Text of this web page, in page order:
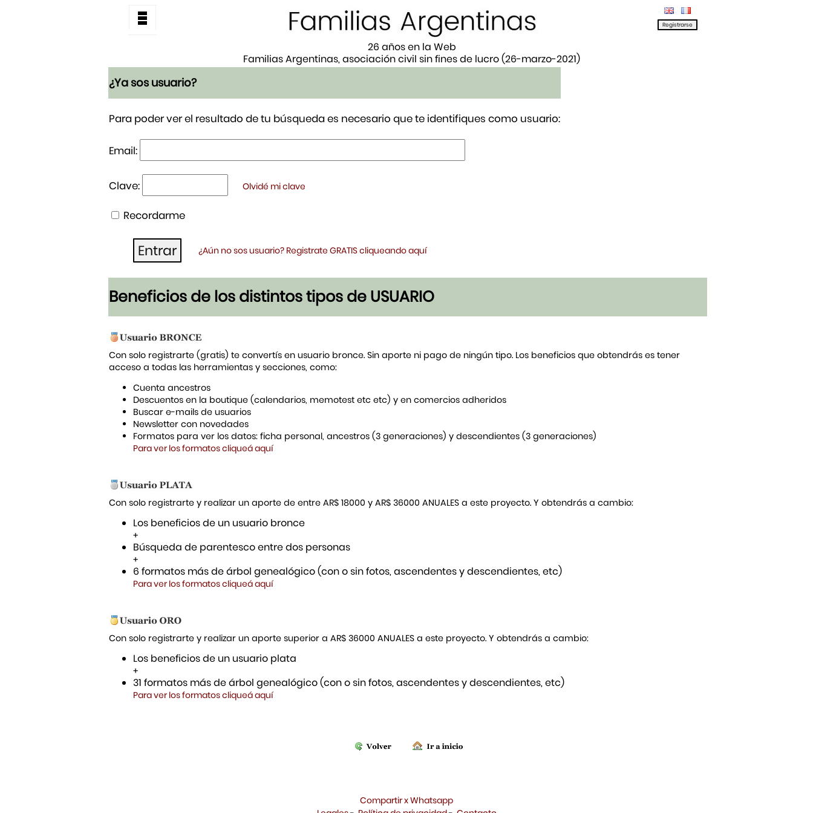
26 años en la Web
Familias Argentinas, asociación civil sin fines de lucro (26-marzo-2021)
¿Ya sos usuario?
Para poder ver el resultado de tu búsqueda es necesario que te identifiques como usuario:
Email:
Clave: Olvidé mi clave
Recordarme
¿Aún no sos usuario? Registrate GRATIS cliqueando aquí
Beneficios de los distintos tipos de USUARIO
Con solo registrarte (gratis) te convertís en usuario bronce. Sin aporte ni pago de ningún tipo. Los beneficios que obtendrás es tener
acceso a todas las herramientas y secciones, como:
Cuenta ancestros
Descuentos en la boutique (calendarios, memotest etc etc) y en comercios adheridos
Buscar e-mails de usuarios
Newsletter con novedades
Formatos para ver los datos: ficha personal, ancestros (3 generaciones) y descendientes (3 generaciones)
Para ver los formatos cliqueá aquí
Con solo registrarte y realizar un aporte de entre AR$ 18000 y AR$ 36000 ANUALES a este proyecto. Y obtendrás a cambio:
Los beneficios de un usuario bronce
+
Búsqueda de parentesco entre dos personas
+
6 formatos más de árbol genealógico (con o sin fotos, ascendentes y descendientes, etc)
Para ver los formatos cliqueá aquí
Con solo registrarte y realizar un aporte superior a AR$ 36000 ANUALES a este proyecto. Y obtendrás a cambio:
Los beneficios de un usuario plata
+
31 formatos más de árbol genealógico (con o sin fotos, ascendentes y descendientes, etc)
Para ver los formatos cliqueá aquí
Compartir x Whatsapp